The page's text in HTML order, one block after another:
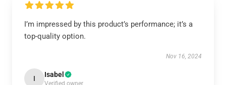
I’m impressed by this product’s performance; it’s a
top-quality option.
Nov 16, 2024
I Isabel
Verified owner